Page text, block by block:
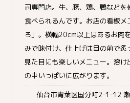
司専門店。牛、豚、鶏、鴨などを
食べられるんです。お店の看板メ
ろ」。横幅20cm以上はあるお肉
みで味付け、仕上げは目の前で炙
見た目にも楽しいメニュー。溶
の中いっぱいに広がります。
仙台市青葉区国分町2-1-12